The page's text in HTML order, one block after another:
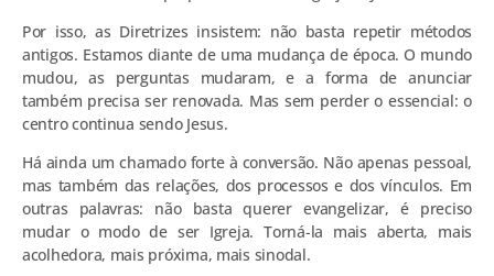
Por isso, as Diretrizes insistem: não basta repetir métodos
antigos. Estamos diante de uma mudança de época. O mundo
mudou, as perguntas mudaram, e a forma de anunciar
também precisa ser renovada. Mas sem perder o essencial: o
centro continua sendo Jesus.
Há ainda um chamado forte à conversão. Não apenas pessoal,
mas também das relações, dos processos e dos vínculos. Em
outras palavras: não basta querer evangelizar, é preciso
mudar o modo de ser Igreja. Torná-la mais aberta, mais
acolhedora, mais próxima, mais sinodal.